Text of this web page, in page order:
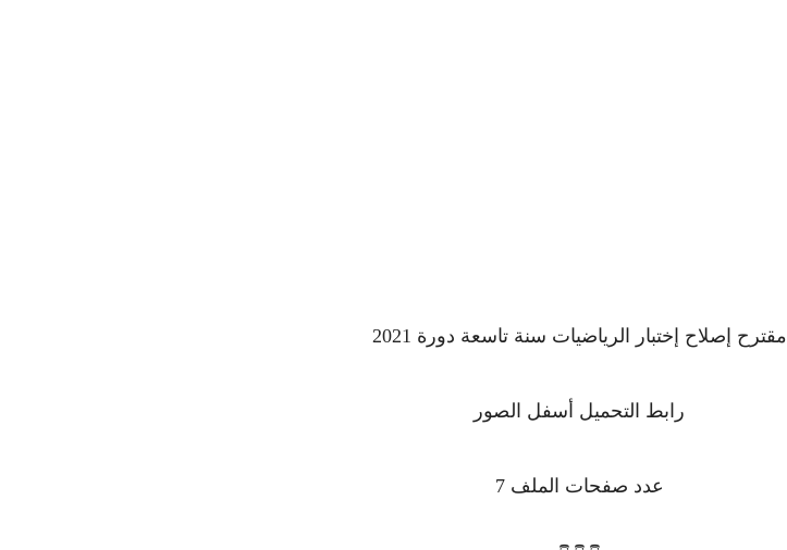
مقترح إصلاح إختبار الرياضيات سنة تاسعة دورة 2021
رابط التحميل أسفل الصور
عدد صفحات الملف 7